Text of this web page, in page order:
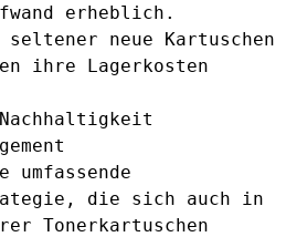
erheblich.
seltener neue Kartuschen
ihre Lagerkosten
Nachhaltigkeit
die sich auch in
Tonerkartuschen